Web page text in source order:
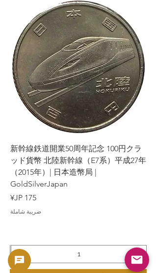
新幹線鉄道開業50周年記念 100円クラ
ッド貨幣 北陸新幹線（E7系）平成27年
（2015年）| 日本造幣局 |
GoldSilverJapan
السعر
ضريبة شاملة